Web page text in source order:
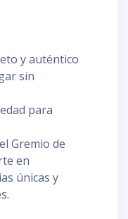
y auténtico
sin
para
Gremio de
en
únicas y